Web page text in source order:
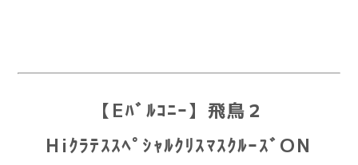
【Eﾊﾞﾙｺﾆｰ】飛鳥２
HiｸﾗﾃｽｽﾍﾟｼｬﾙｸﾘｽﾏｽｸﾙｰｽﾞON